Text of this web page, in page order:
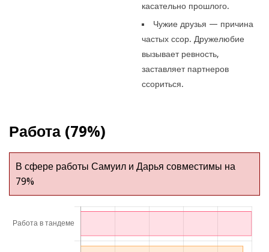
касательно прошлого.
Чужие друзья — причина
частых ссор. Дружелюбие
вызывает ревность,
заставляет партнеров
ссориться.
Работа (79%)
В сфере работы Самуил и Дарья совместимы на
79%